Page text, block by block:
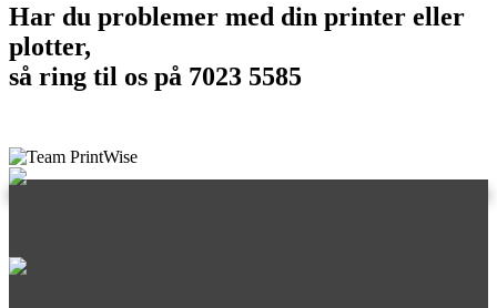
Har du problemer med din printer eller
plotter,
så ring til os på 7023 5585